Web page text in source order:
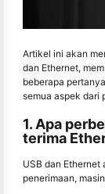
Artikel ini akan
dan Ethernet,
beberapa
semua aspek dari
1. Apa
terima
USB dan
penerimaan,